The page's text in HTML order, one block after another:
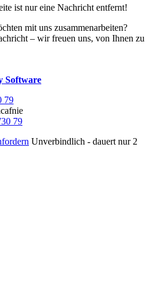
ist nur eine Nachricht entfernt!
mit uns zusammenarbeiten?
– wir freuen uns, von Ihnen zu
Software
79
afnie
79
Unverbindlich - dauert nur 2